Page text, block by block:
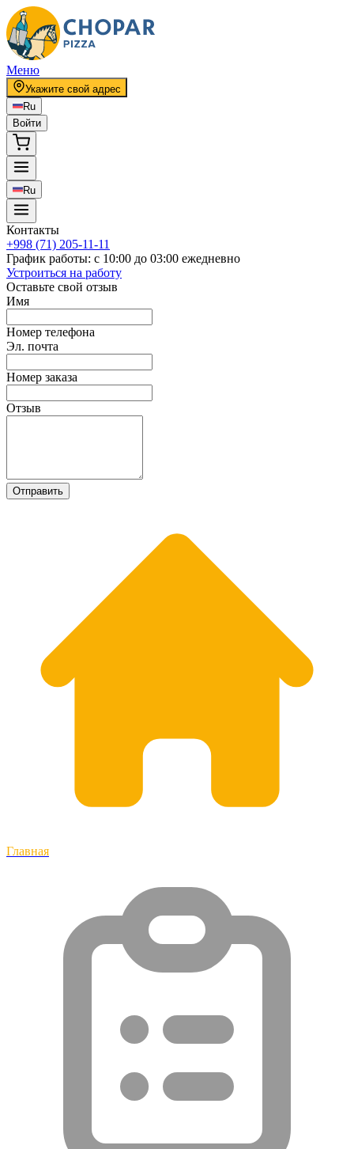
Меню
Укажите свой адрес
Ru
Войти
Ru
Контакты
+998 (71) 205-11-11
График работы: с 10:00 до 03:00 ежедневно
Устроиться на работу
Оставьте свой отзыв
Имя
Номер телефона
Эл. почта
Номер заказа
Отзыв
Отправить
Главная